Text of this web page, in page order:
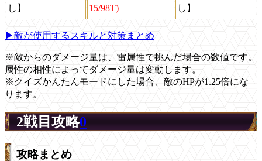
し】
15/98T)
し】
▶敵が使用するスキルと対策まとめ
※敵からのダメージ量は、雷属性で挑んだ場合の数値です。
属性の相性によってダメージ量は変動します。
※クイズかんたんモードにした場合、敵のHPが1.25倍にな
ります。
2戦目攻略0
攻略まとめ